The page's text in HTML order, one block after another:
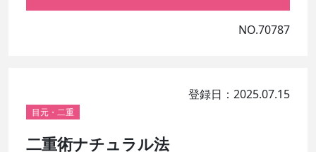
NO.70787
登録日：2025.07.15
目元・二重
二重術ナチュラル法